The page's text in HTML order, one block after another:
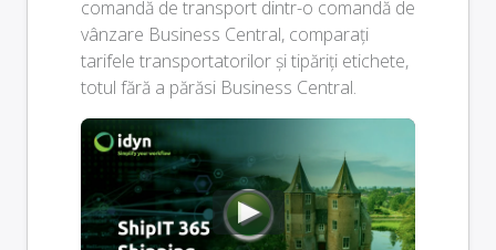
comandă de transport dintr-o comandă de
vânzare Business Central, comparați
tarifele transportatorilor și tipăriți etichete,
totul fără a părăsi Business Central.